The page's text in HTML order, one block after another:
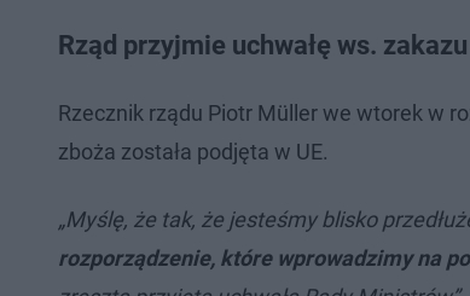
Rząd przyjmie uchwałę ws.
Rzecznik rządu Piotr Müller we wtorek w
zboża została podjęta w UE.
„Myślę, że tak, że jesteśmy blisko
rozporządzenie, które wprowadzimy na